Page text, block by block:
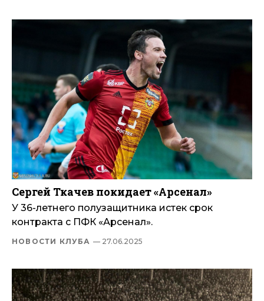
Сергей Ткачев покидает «Арсенал»
У 36-летнего полузащитника истек срок
контракта с ПФК «Арсенал».
НОВОСТИ КЛУБА — 27.06.2025